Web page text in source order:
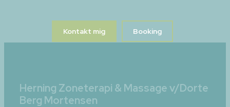
Kontakt mig Booking
Herning Zoneterapi & Massage v/Dorte
Berg Mortensen